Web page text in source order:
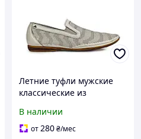
Летние туфли мужские
классические из
43
В наличии
от280₴/мес